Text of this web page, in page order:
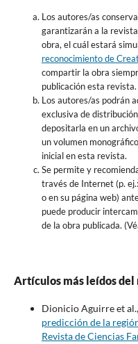
Los autores/as
garantizarán a la
obra, el cuál estará
reconocimiento de
compartir la obra
publicación esta revista.
Los autores/as podrán
exclusiva de
depositarla en un
un volumen
inicial en esta revista.
Se permite y
través de Internet (p.
o en su página web)
puede producir
de la obra publicada.
Artículos más leídos del
Dionicio Aguirre et al.,
predicción de la
Revista de Ciencias